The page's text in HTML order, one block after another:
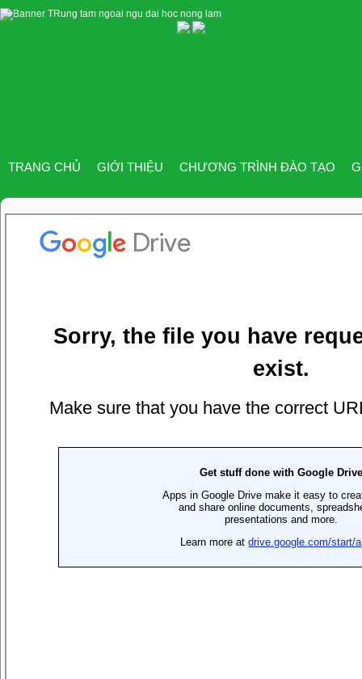
TRANG CHỦ GIỚI THIỆU CHƯƠNG TRÌNH ĐÀO TẠO